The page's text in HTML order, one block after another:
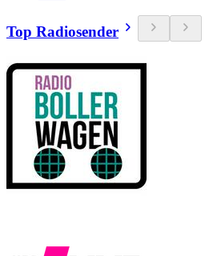
Top Radiosender